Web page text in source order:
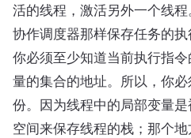
活的线程，激活另外一个线
协作调度器那样保存任务的执
你必须至少知道当前执行指
量的集合的地址。所以，你
份。因为线程中的局部变量
空间来保存线程的栈；那个